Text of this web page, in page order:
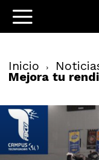
Inicio
Mejora tu